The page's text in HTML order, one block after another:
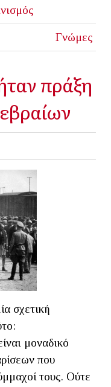
Γνώμες
πράξη
σχετική
μοναδικό
που
τους. Ούτε